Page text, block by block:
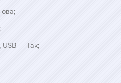
USB — Так;